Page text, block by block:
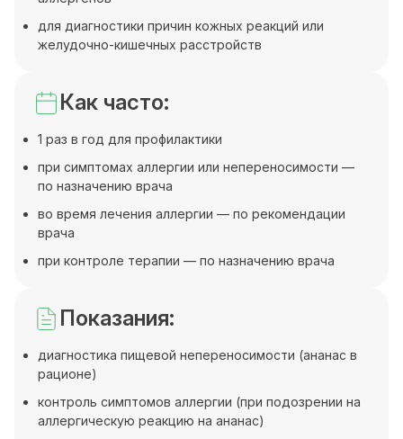
для диагностики причин кожных реакций или
желудочно-кишечных расстройств
Как часто:
1 раз в год для профилактики
при симптомах аллергии или непереносимости —
по назначению врача
во время лечения аллергии — по рекомендации
врача
при контроле терапии — по назначению врача
Показания:
диагностика пищевой непереносимости (ананас в
рационе)
контроль симптомов аллергии (при подозрении на
аллергическую реакцию на ананас)